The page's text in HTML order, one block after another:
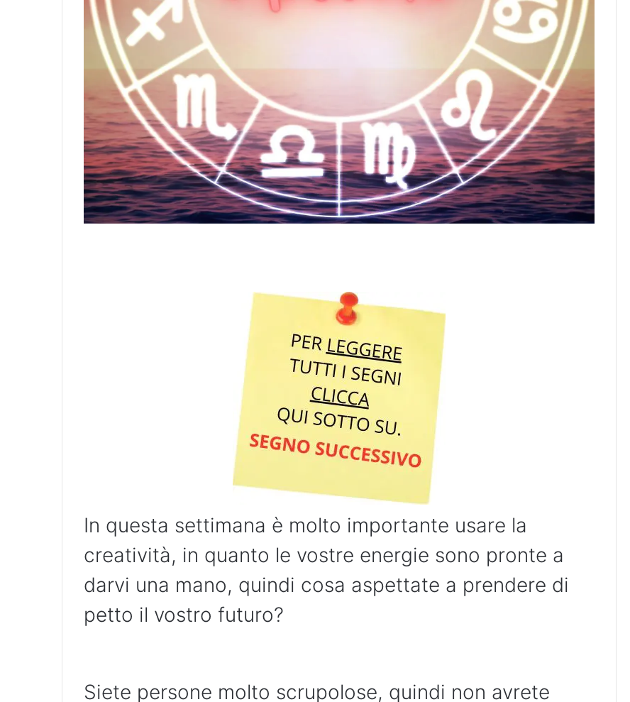
In questa settimana è molto importante usare la
creatività, in quanto le vostre energie sono pronte a
darvi una mano, quindi cosa aspettate a prendere di
petto il vostro futuro?
Siete persone molto scrupolose, quindi non avrete